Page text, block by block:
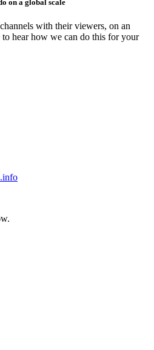
on a global scale
with their viewers, on an
to hear how we can do this for your